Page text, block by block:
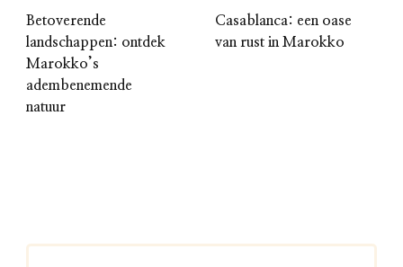
Betoverende
landschappen: ontdek
Marokko’s
adembenemende
natuur
Casablanca: een oase
van rust in Marokko